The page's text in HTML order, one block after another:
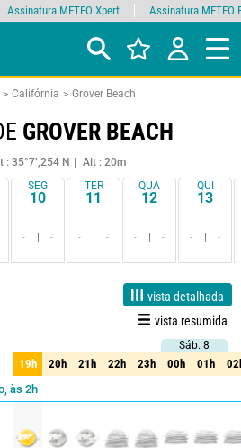
Califórnia Grover Beach
GROVER BEACH
: 35°7’,254 N
Alt : 20m
SEG
10
- -
TER
11
- -
QUA
12
- -
QUI
13
- -
vista detalhada
vista resumida
Fiabilidade 85%
às 2h
Sáb. 8
19h 20h 21h 22h 23h 00h 01h
Sáb. 8
19h 20h 21h 22h 23h 00h 01h
Assinatura METEO Xpert Assinatura METEO